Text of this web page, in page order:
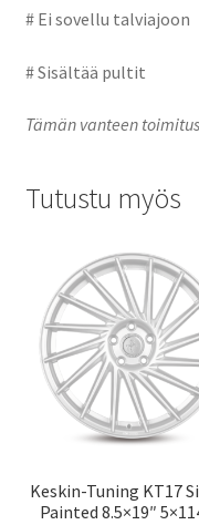
# Ei sovellu talviajoon
# Sisältää pultit
Tämän vanteen
Tutustu myös
Keskin-Tuning KT17
Painted 8.5×19″